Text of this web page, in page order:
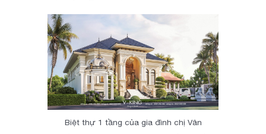
Biệt thự 1 tầng của gia đình chị Vân